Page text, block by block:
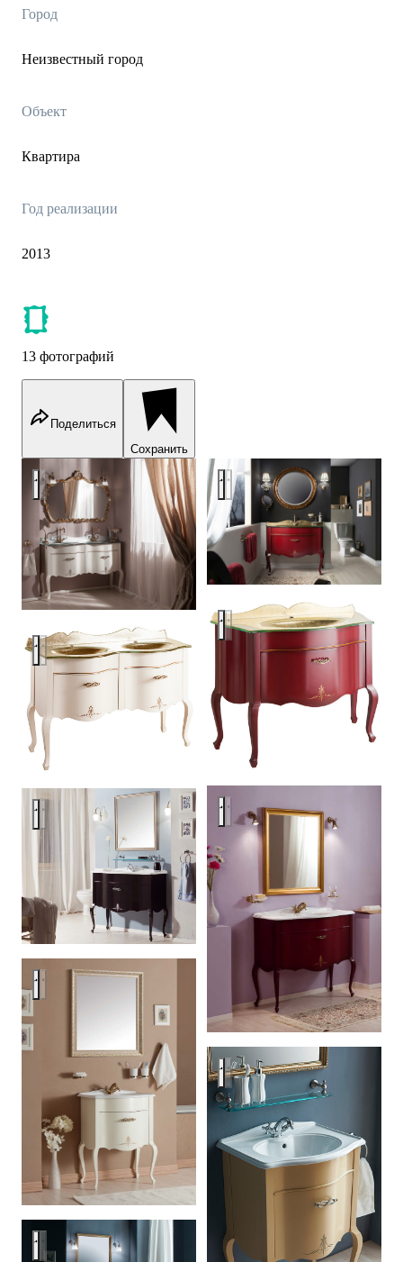
Город
Неизвестный город
Объект
Квартира
Год реализации
2013
13 фотографий
Поделиться
Сохранить
Caprigo Bourget Caprigo Bourget
Caprigo Bourget
Caprigo Bourget
Caprigo Bourget
Caprigo Bourget
Caprigo Bourget
Caprigo Bourget
Caprigo Bourget